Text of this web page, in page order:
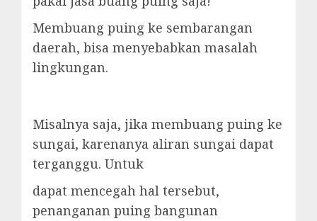
Membuang puing ke sembarangan
daerah, bisa menyebabkan masalah
lingkungan.
Misalnya saja, jika membuang puing ke
sungai, karenanya aliran sungai dapat
terganggu. Untuk
dapat mencegah hal tersebut,
penanganan puing bangunan